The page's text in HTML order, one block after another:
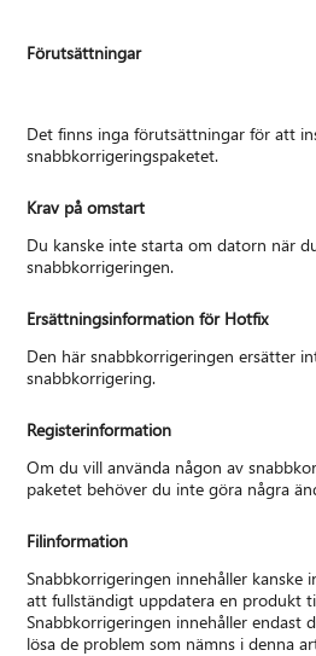
Förutsättningar
Det finns inga förutsättningar för att
snabbkorrigeringspaketet.
Krav på omstart
Du kanske inte starta om datorn när
snabbkorrigeringen.
Ersättningsinformation för Hotfix
Den här snabbkorrigeringen ersätter
snabbkorrigering.
Registerinformation
Om du vill använda någon av
paketet behöver du inte göra några
Filinformation
Snabbkorrigeringen innehåller kanske
att fullständigt uppdatera en produkt
Snabbkorrigeringen innehåller endast
lösa de problem som nämns i denna